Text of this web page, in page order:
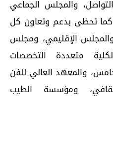
والمجلس الجماعي
كما تحظى بدعم وتعاون كل
الإقليمي، ومجلس
متعددة التخصصات
والمعهد العالي للفن
ومؤسسة الطيب